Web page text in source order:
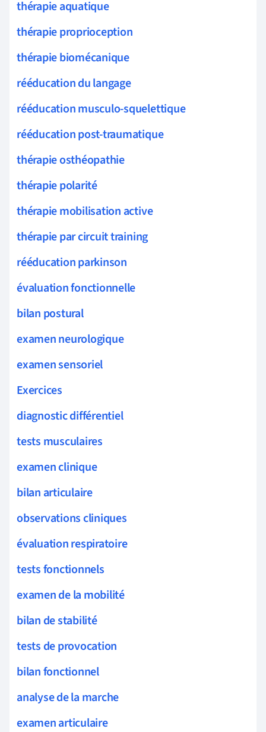
thérapie aquatique
thérapie proprioception
thérapie biomécanique
rééducation du langage
rééducation musculo-squelettique
rééducation post-traumatique
thérapie osthéopathie
thérapie polarité
thérapie mobilisation active
thérapie par circuit training
rééducation parkinson
évaluation fonctionnelle
bilan postural
examen neurologique
examen sensoriel
Exercices
diagnostic différentiel
tests musculaires
examen clinique
bilan articulaire
observations cliniques
évaluation respiratoire
tests fonctionnels
examen de la mobilité
bilan de stabilité
tests de provocation
bilan fonctionnel
analyse de la marche
examen articulaire